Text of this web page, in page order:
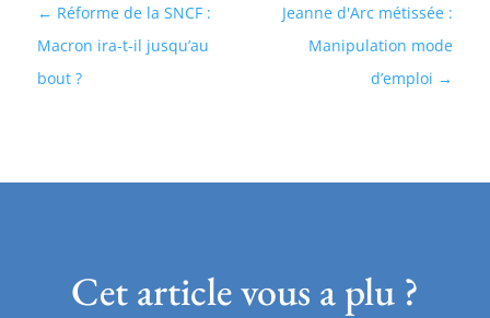
Jeanne d'Arc métissée :
Manipulation mode
d’emploi
Réforme de la SNCF :
Macron ira-t-il jusqu’au
bout ?
Cet article vous a plu ?